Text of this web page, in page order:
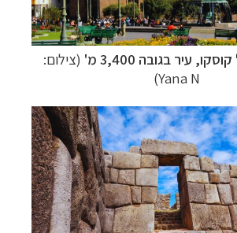
עיר בגובה 3,400 מ'
(צילום:
Yana N)
»
טיולים לצפון אמריקהלחצו לרשימת היעדים »
והפלגות נופשלחצו לרשימת היעדים »